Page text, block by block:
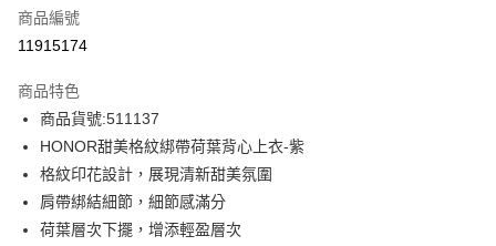
超商取貨付款
Apple Pay
街口支付
悠遊付
Google Pay
商品編號
11915174
商品特色
商品貨號:511137
HONOR甜美格紋綁帶荷葉背心上衣-紫
格紋印花設計，展現清新甜美氛圍
肩帶綁結細節，細節感滿分
荷葉層次下擺，增添輕盈層次